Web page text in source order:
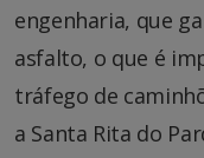
engenharia, que
asfalto, o que é
tráfego de
a Santa Rita do